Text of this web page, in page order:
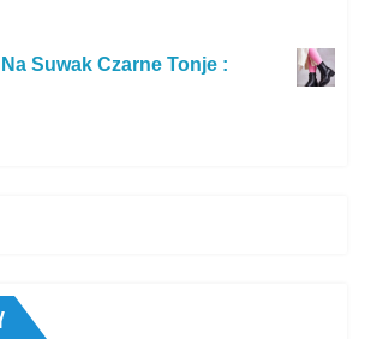
Suwak Czarne Tonje :